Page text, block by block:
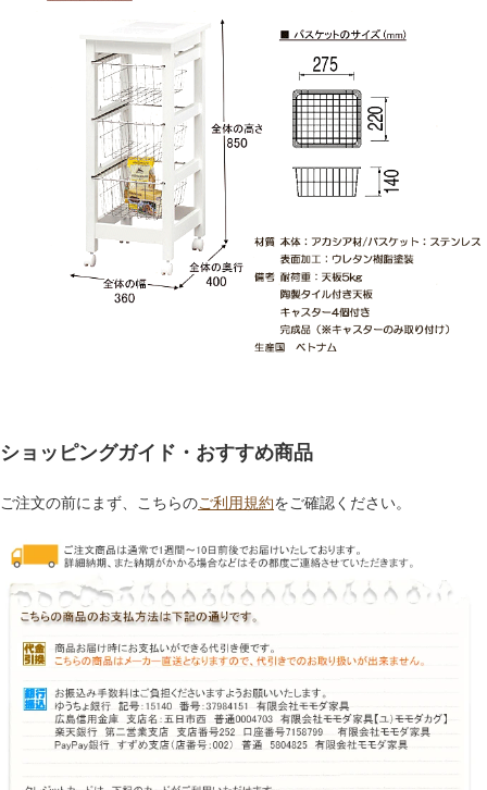
ショッピングガイド・おすすめ商品
ご注文の前にまず、こちらのご利用規約をご確認ください。